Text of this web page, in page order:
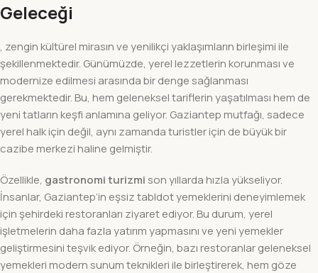
Geleceği
, zengin kültürel mirasın ve yenilikçi yaklaşımların birleşimi ile
şekillenmektedir. Günümüzde, yerel lezzetlerin korunması ve
modernize edilmesi arasında bir denge sağlanması
gerekmektedir. Bu, hem geleneksel tariflerin yaşatılması hem de
yeni tatların keşfi anlamına geliyor. Gaziantep mutfağı, sadece
yerel halk için değil, aynı zamanda turistler için de büyük bir
cazibe merkezi haline gelmiştir.
Özellikle, gastronomi turizmi son yıllarda hızla yükseliyor.
İnsanlar, Gaziantep’in eşsiz tabldot yemeklerini deneyimlemek
için şehirdeki restoranları ziyaret ediyor. Bu durum, yerel
işletmelerin daha fazla yatırım yapmasını ve yeni yemekler
geliştirmesini teşvik ediyor. Örneğin, bazı restoranlar geleneksel
yemekleri modern sunum teknikleri ile birleştirerek, hem göze